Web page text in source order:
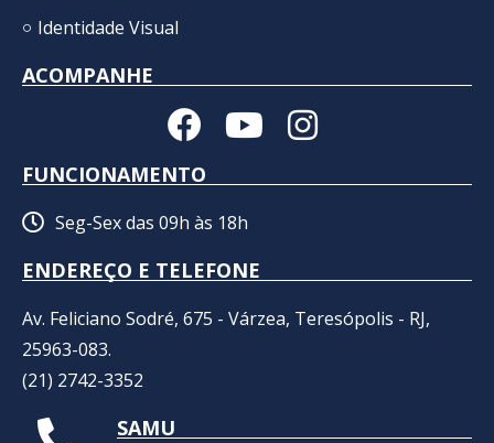
Identidade Visual
ACOMPANHE
FUNCIONAMENTO
Seg-Sex das 09h às 18h
ENDEREÇO E TELEFONE
Av. Feliciano Sodré, 675 - Várzea, Teresópolis - RJ,
25963-083.
(21) 2742-3352​
SAMU